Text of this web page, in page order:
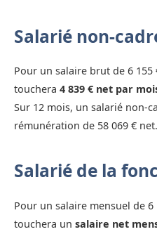
Salarié non-
Pour un salaire brut de 6
touchera 4 839 € net par
Sur 12 mois, un salarié non-
rémunération de 58 069 € net.
Salarié de la
Pour un salaire mensuel de
touchera un salaire net